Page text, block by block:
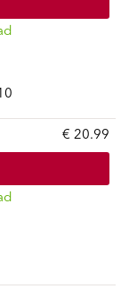
€ 20.99